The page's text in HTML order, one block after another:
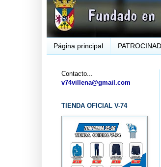
Página principal
Contacto...
v74villena@gmail.com
TIENDA OFICIAL V-74